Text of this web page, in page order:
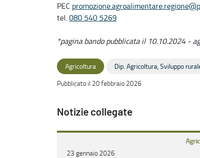
PEC
tel.080 540 5269
*pagina bando pubblicata il 10.10.2024 -
Agricoltura
Dip. Agricoltura, Sviluppo
Pubblicato il 20 febbraio 2026
Notizie collegate
23 gennaio 2026